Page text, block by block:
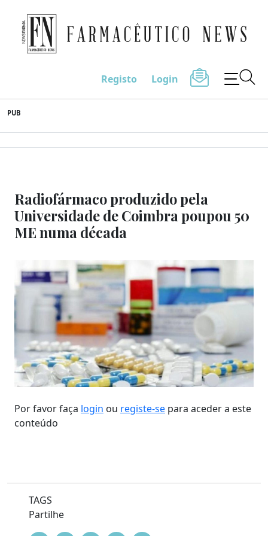
to
content
Farmacêutico News
Registo Login
PUB
Radiofármaco produzido pela
Universidade de Coimbra poupou 50
ME numa década
Por favor faça login ou registe-se para aceder a este
conteúdo
TAGS
Partilhe